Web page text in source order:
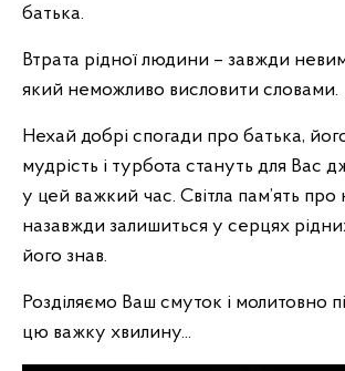
батька.
Втрата рідної людини – завжди
який неможливо висловити словами.
Нехай добрі спогади про батька,
мудрість і турбота стануть для Вас
у цей важкий час. Світла пам’ять про
назавжди залишиться у серцях рідних
його знав.
Розділяємо Ваш смуток і молитовно
цю важку хвилину...